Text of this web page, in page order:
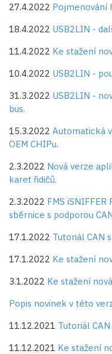
27.4.2022 Pojmenování
18.4.2022 USB2LIN -
11.4.2022 Ke stažení
10.4.2022 USB2LIN -
31.3.2022 USB2LIN -
bus.
15.3.2022 Automatická
OEM CHIPu.
2.3.2022 Nová verze
karet řidičů.
2.3.2022 FMS
sběrnice s podporou
17.1.2022 Tutoriál CAN
17.1.2022 Ke stažení
3.1.2022 Ke stažení
Popis novinek v této
11.12.2021 Tutoriál
11.12.2021 Ke stažení